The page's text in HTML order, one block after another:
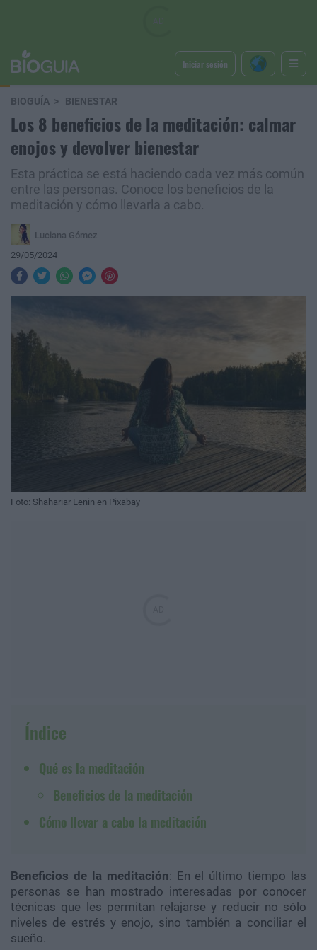
Iniciar sesión
BIOGUÍA BIENESTAR
Los 8 beneficios de la meditación: calmar
enojos y devolver bienestar
Esta práctica se está haciendo cada vez más común
entre las personas. Conoce los beneficios de la
meditación y cómo llevarla a cabo.
Luciana Gómez
29/05/2024
Foto: Shahariar Lenin en Pixabay
Índice
Qué es la meditación
Beneficios de la meditación
Cómo llevar a cabo la meditación
Beneficios de la meditación: En el último tiempo las
personas se han mostrado interesadas por conocer
técnicas que les permitan relajarse y reducir no sólo
niveles de estrés y enojo, sino también a conciliar el
sueño.